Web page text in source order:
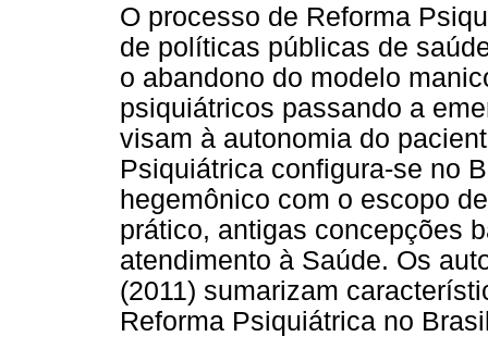
O processo de Reforma
de políticas públicas de
o abandono do modelo
psiquiátricos passando a
visam à autonomia do
Psiquiátrica configura-se no
hegemônico com o escopo
prático, antigas concepções
atendimento à Saúde. Os
(2011) sumarizam
Reforma Psiquiátrica no